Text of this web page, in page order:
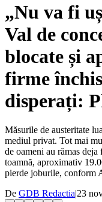
„Nu va fi
Val de
blocate și
firme
disperați:
Măsurile de austeritate
mediul privat. Tot mai
de oameni au rămas deja
toamnă, aproximativ
pierde joburile, conform
De GDB Redactia|23